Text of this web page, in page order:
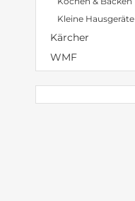
Kleine Hausgeräte
Kärcher
WMF